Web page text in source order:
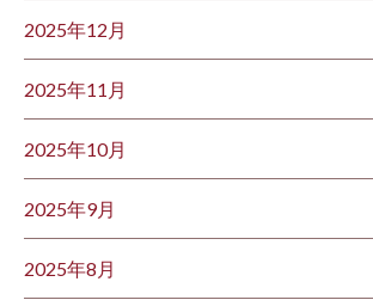
2025年12月
2025年11月
2025年10月
2025年9月
2025年8月